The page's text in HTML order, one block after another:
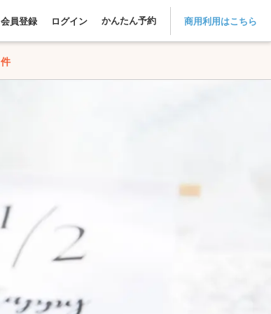
会員登録 ログイン かんたん予約 商用利用はこちら
件